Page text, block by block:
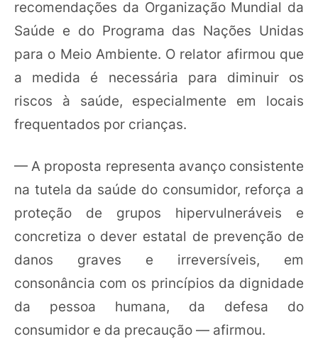
recomendações da Organização Mundial da
Saúde e do Programa das Nações Unidas
para o Meio Ambiente. O relator afirmou que
a medida é necessária para diminuir os
riscos à saúde, especialmente em locais
frequentados por crianças.
— A proposta representa avanço consistente
na tutela da saúde do consumidor, reforça a
proteção de grupos hipervulneráveis e
concretiza o dever estatal de prevenção de
danos graves e irreversíveis, em
consonância com os princípios da dignidade
da pessoa humana, da defesa do
consumidor e da precaução — afirmou.